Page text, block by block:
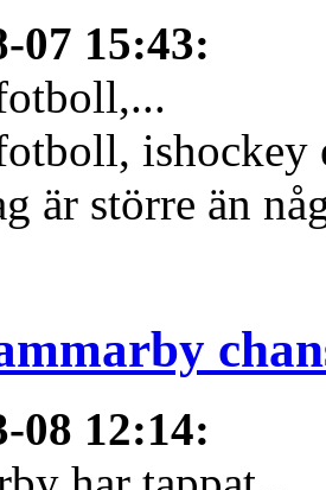
07 15:43:
är större än
08 12:14: